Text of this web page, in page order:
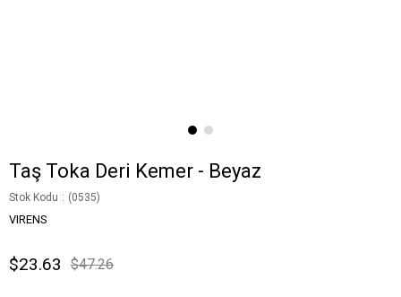
Taş Toka Deri Kemer - Beyaz
Stok Kodu (0535)
VIRENS
$47.26
$23.63